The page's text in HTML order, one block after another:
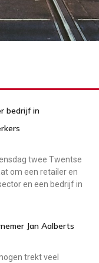
bedrijf in
twee Twentse
om een retailer en
en een bedrijf in
Jan Aalberts
trekt veel